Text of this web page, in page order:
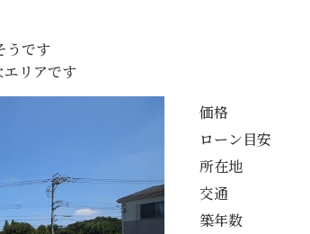
うです
リアです
価格
ローン目安
所在地
交通
築年数